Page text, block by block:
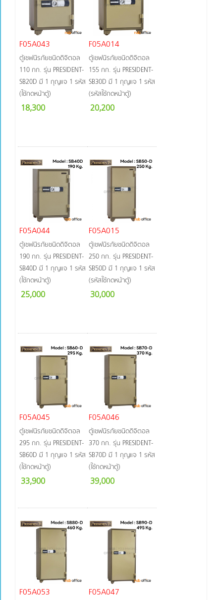
F05A043
ตู้เซฟนิรภัยชนิดดิจิตอล
110 กก. รุ่น PRESIDENT-
SB20D มี 1 กุญแจ 1 รหัส
(ใช้กดหน้าตู้)
18,300
F05A014
ตู้เซฟนิรภัยชนิดดิจิตอล
155 กก. รุ่น PRESIDENT-
SB30D มี 1 กุญแจ 1 รหัส
(รหัสใช้กดหน้าตู้)
20,200
F05A044
ตู้เซฟนิรภัยชนิดดิจิตอล
190 กก. รุ่น PRESIDENT-
SB40D มี 1 กุญแจ 1 รหัส
(ใช้กดหน้าตู้)
25,000
F05A015
ตู้เซฟนิรภัยชนิดดิจิตอล
250 กก. รุ่น PRESIDENT-
SB50D มี 1 กุญแจ 1 รหัส
(รหัสใช้กดหน้าตู้)
30,000
F05A045
ตู้เซฟนิรภัยชนิดดิจิตอล
295 กก. รุ่น PRESIDENT-
SB60D มี 1 กุญแจ 1 รหัส
(ใช้กดหน้าตู้)
33,900
F05A046
ตู้เซฟนิรภัยชนิดดิจิตอล
370 กก. รุ่น PRESIDENT-
SB70D มี 1 กุญแจ 1 รหัส
(ใช้กดหน้าตู้)
39,000
F05A053 F05A047